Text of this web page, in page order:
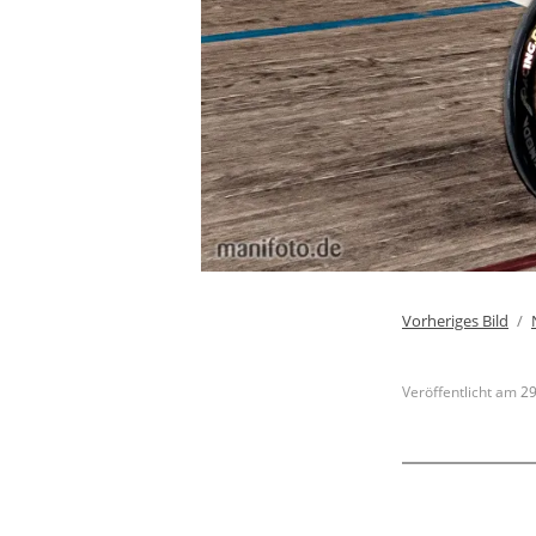
Vorheriges Bild
Veröffentlicht am